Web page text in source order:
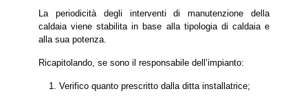
La periodicità degli interventi di manutenzione della
caldaia viene stabilita in base alla tipologia di caldaia e
alla sua potenza.
Ricapitolando, se sono il responsabile dell’impianto:
Verifico quanto prescritto dalla ditta installatrice;